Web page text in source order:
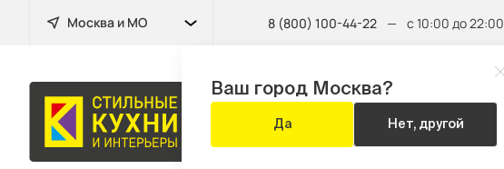
Ваш город Москва?
Да Нет, другой
Москва и МО 8 (800) 100-44-22 — с 10:00 до 22:00
БЫТОВАЯ
ТЕХНИКА